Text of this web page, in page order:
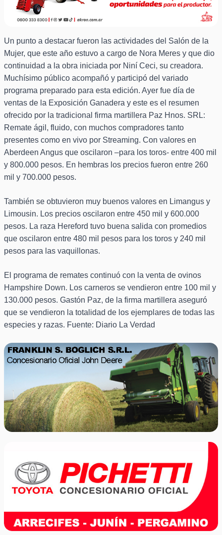
Un punto a destacar fueron las actividades del Salón de la
Mujer, que este año estuvo a cargo de Nora Meres y que dio
continuidad a la obra iniciada por Niní Ceci, su creadora.
Muchísimo público acompañó y participó del variado
programa preparado para esta edición. Ayer fue día de
ventas de la Exposición Ganadera y este es el resumen
ofrecido por la tradicional firma martillera Paz Hnos. SRL:
Remate ágil, fluido, con muchos compradores tanto
presentes como en vivo por Streaming. Con valores en
Aberdeen Angus que oscilaron –para los toros- entre 400 mil
y 800.000 pesos. En hembras los precios fueron entre 260
mil y 700.000 pesos.
También se obtuvieron muy buenos valores en Limangus y
Limousin. Los precios oscilaron entre 450 mil y 600.000
pesos. La raza Hereford tuvo buena salida con promedios
que oscilaron entre 480 mil pesos para los toros y 240 mil
pesos para las vaquillonas.
El programa de remates continuó con la venta de ovinos
Hampshire Down. Los carneros se vendieron entre 100 mil y
130.000 pesos. Gastón Paz, de la firma martillera aseguró
que se vendieron la totalidad de los ejemplares de todas las
especies y razas. Fuente: Diario La Verdad